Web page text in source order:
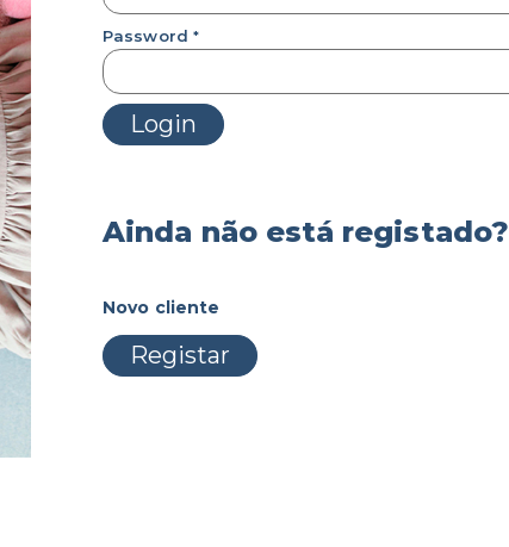
Password *
Ainda não está registado?
Novo cliente